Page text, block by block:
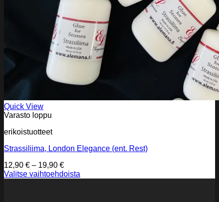
Quick View
Varasto loppu
erikoistuotteet
Strassiliima, London Elegance (ent. Rest)
12,90 € – 19,90 €Hintaluokka:
12,90 €
Valitse vaihtoehdoista